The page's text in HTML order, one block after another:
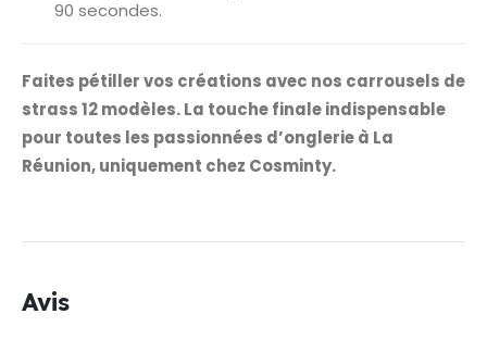
90 secondes.
Faites pétiller vos créations avec nos carrousels de
strass 12 modèles. La touche finale indispensable
pour toutes les passionnées d’onglerie à La
Réunion, uniquement chez Cosminty.
Avis